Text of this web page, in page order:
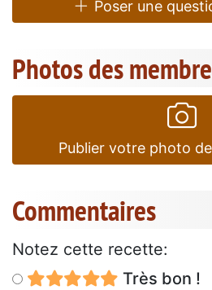
Poser une
Photos des
Publier votre photo
Commentaires
Notez cette recette:
Très bon !